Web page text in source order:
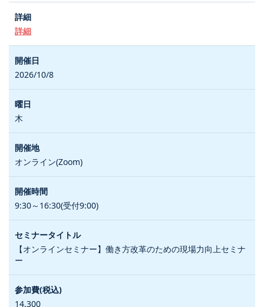
詳細
2026/10/8
木
オンライン(Zoom)
9:30～16:30(受付9:00)
【オンラインセミナー】働き方改革のための現場力向上セミナ
ー
14,300